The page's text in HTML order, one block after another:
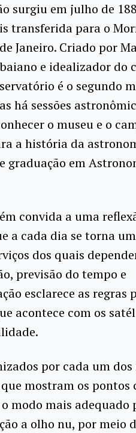
surgiu em julho de
transferida para o
Janeiro. Criado por
e idealizador do
é o segundo
há sessões
o museu e o
a história da
graduação em
convida a uma
a cada dia se torna um
dos quais
previsão do tempo e
esclarece as regras
acontece com os
por cada um dos
mostram os pontos
modo mais adequado
a olho nu, por meio